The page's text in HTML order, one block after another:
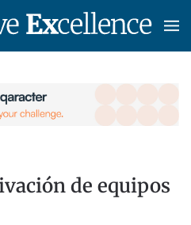
de equipos